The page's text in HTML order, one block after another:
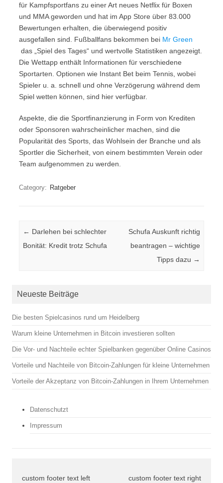
für Kampfsportfans zu einer Art neues Netflix für Boxen
und MMA geworden und hat im App Store über 83.000
Bewertungen erhalten, die überwiegend positiv
ausgefallen sind. Fußballfans bekommen bei Mr Green
das „Spiel des Tages“ und wertvolle Statistiken angezeigt.
Die Wettapp enthält Informationen für verschiedene
Sportarten. Optionen wie Instant Bet beim Tennis, wobei
Spieler u. a. schnell und ohne Verzögerung während dem
Spiel wetten können, sind hier verfügbar.
Aspekte, die die Sportfinanzierung in Form von Krediten
oder Sponsoren wahrscheinlicher machen, sind die
Popularität des Sports, das Wohlsein der Branche und als
Sportler die Sicherheit, von einem bestimmten Verein oder
Team aufgenommen zu werden.
Category: Ratgeber
Post navigation
← Darlehen bei schlechter
Bonität: Kredit trotz Schufa
Schufa Auskunft richtig
beantragen – wichtige
Tipps dazu →
Neueste Beiträge
Die besten Spielcasinos rund um Heidelberg
Warum kleine Unternehmen in Bitcoin investieren sollten
Die Vor- und Nachteile echter Spielbanken gegenüber Online Casinos
Vorteile und Nachteile von Bitcoin-Zahlungen für kleine Unternehmen
Vorteile der Akzeptanz von Bitcoin-Zahlungen in Ihrem Unternehmen
Datenschutzt
Impressum
custom footer text left custom footer text right